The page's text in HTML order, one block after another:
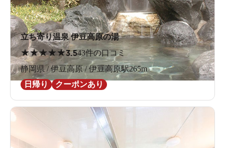
立ち寄り温泉 伊豆高原の湯
★★★★★3.543件の口コミ
静岡県 / 伊豆高原 / 伊豆高原駅265m
日帰り
クーポンあり